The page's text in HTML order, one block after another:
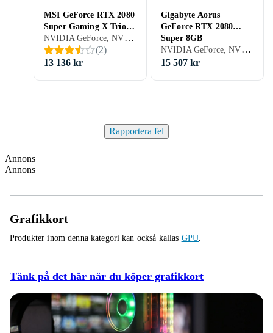
MSI GeForce RTX 2080
Super Gaming X Trio
8GB
NVIDIA GeForce, NVIDIA GeForce RTX 2080 Super, 8GB, GDDR6, Gaming
(2)
13 136 kr
Gigabyte Aorus
GeForce RTX 2080
Super 8GB
NVIDIA GeForce, NVIDIA GeForce RTX 2080 Super, 8GB, GDDR6, Gaming
15 507 kr
Rapportera fel
Annons
Annons
Grafikkort
Produkter inom denna kategori kan också kallas GPU.
Tänk på det här när du köper grafikkort